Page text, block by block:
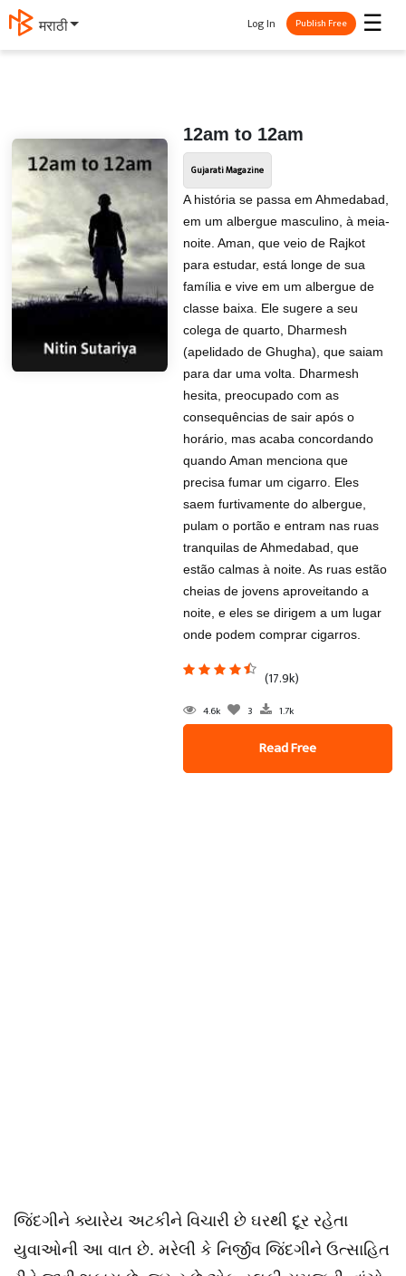
मराठी ☰
Log In Publish Free
12am to 12am
Gujarati Magazine
A história se passa em Ahmedabad,
em um albergue masculino, à meia-
noite. Aman, que veio de Rajkot
para estudar, está longe de sua
família e vive em um albergue de
classe baixa. Ele sugere a seu
colega de quarto, Dharmesh
(apelidado de Ghugha), que saiam
para dar uma volta. Dharmesh
hesita, preocupado com as
consequências de sair após o
horário, mas acaba concordando
quando Aman menciona que
precisa fumar um cigarro. Eles
saem furtivamente do albergue,
pulam o portão e entram nas ruas
tranquilas de Ahmedabad, que
estão calmas à noite. As ruas estão
cheias de jovens aproveitando a
noite, e eles se dirigem a um lugar
onde podem comprar cigarros.
(17.9k)
4.6k 3 1.7k
Read Free
જિંદગીને ક્યારેય અટકીને વિચારી છે ઘરથી દૂર રહેતા
યુવાઓની આ વાત છે. મરેલી કે નિર્જીવ જિંદગીને ઉત્સાહિત